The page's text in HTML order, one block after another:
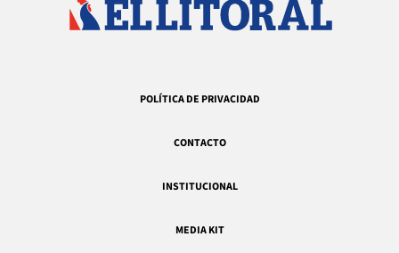
POLÍTICA DE PRIVACIDAD
CONTACTO
INSTITUCIONAL
MEDIA KIT